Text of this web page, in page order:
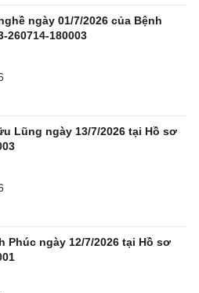
ngày 01/7/2026 của Bệnh
260714-180003
Lũng ngày 13/7/2026 tại Hồ sơ
Phúc ngày 12/7/2026 tại Hồ sơ